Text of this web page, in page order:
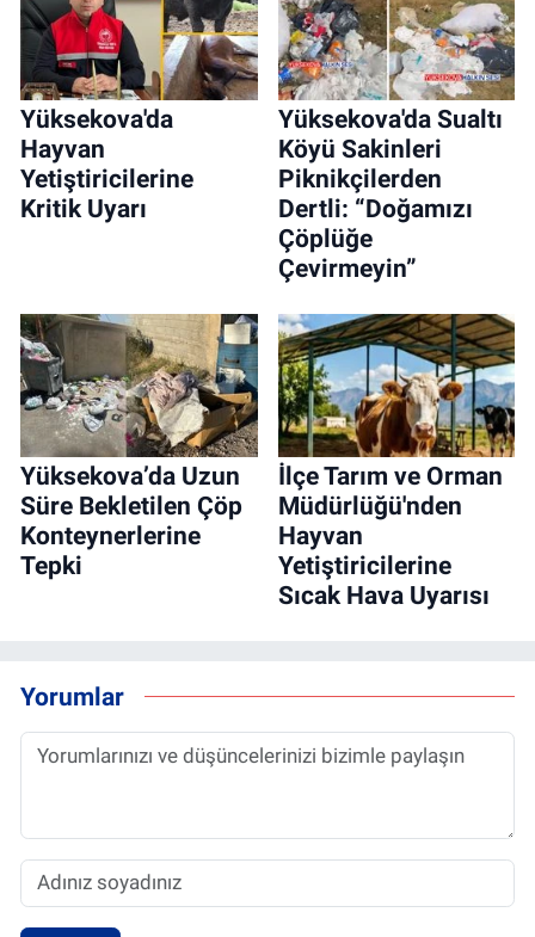
Yüksekova'da
Hayvan
Yetiştiricilerine
Kritik Uyarı
Yüksekova'da Sualtı
Köyü Sakinleri
Piknikçilerden
Dertli: “Doğamızı
Çöplüğe
Çevirmeyin”
Yüksekova’da Uzun
Süre Bekletilen Çöp
Konteynerlerine
Tepki
İlçe Tarım ve Orman
Müdürlüğü'nden
Hayvan
Yetiştiricilerine
Sıcak Hava Uyarısı
Yorumlar